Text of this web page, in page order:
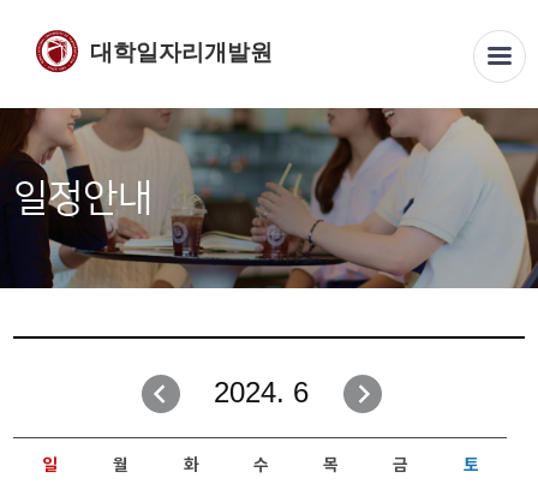
대학일자리개발원
일정안내
2024. 6
일 월 화 수 목 금 토